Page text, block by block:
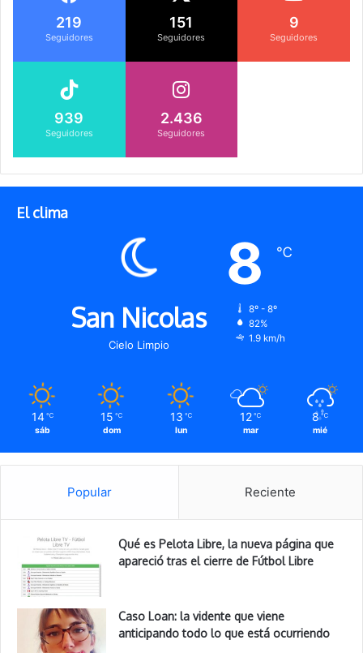
219
Seguidores
151
Seguidores
9
Seguidores
939
Seguidores
2.436
Seguidores
El clima
San Nicolas
Cielo Limpio
8 ℃
8º - 8º
82%
1.9 km/h
14 ℃
sáb
15 ℃
dom
13 ℃
lun
12 ℃
mar
8 ℃
mié
Popular Reciente
Qué es Pelota Libre, la nueva página que
apareció tras el cierre de Fútbol Libre
Caso Loan: la vidente que viene
anticipando todo lo que está ocurriendo